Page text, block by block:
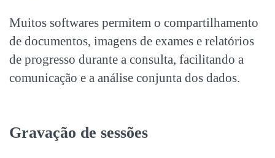
Muitos softwares permitem o compartilhamento
de documentos, imagens de exames e relatórios
de progresso durante a consulta, facilitando a
comunicação e a análise conjunta dos dados.
Gravação de sessões